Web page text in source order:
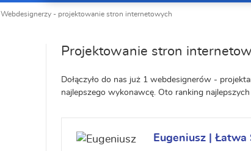
Webdesignerzy - projektowanie stron internetowych
Projektowanie stron
Dołączyło do nas już 1 webdesignerów -
najlepszego wykonawcę. Oto ranking
Eugeniusz | Łatwa